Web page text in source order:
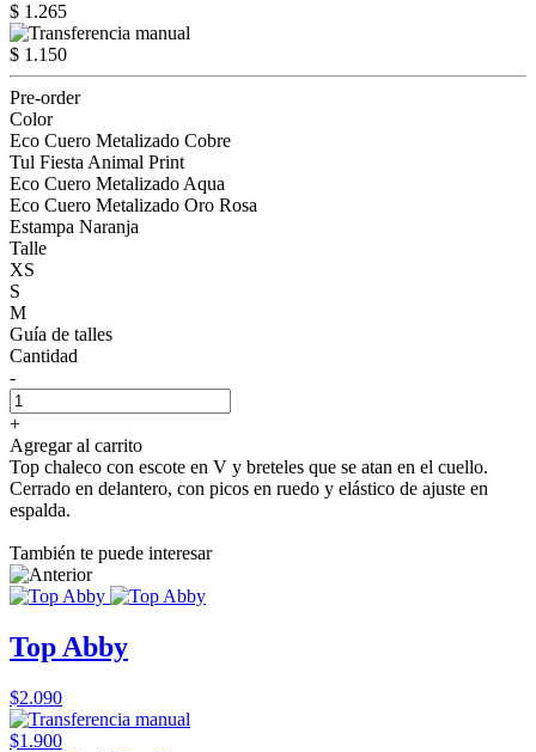
$ 1.265
$ 1.150
Pre-order
Color
Eco Cuero Metalizado Cobre
Tul Fiesta Animal Print
Eco Cuero Metalizado Aqua
Eco Cuero Metalizado Oro Rosa
Estampa Naranja
Talle
XS
S
M
Guía de talles
Cantidad
-
+
Agregar al carrito
Top chaleco con escote en V y breteles que se atan en el cuello.
Cerrado en delantero, con picos en ruedo y elástico de ajuste en
espalda.
También te puede interesar
Top Abby
$2.090
$1.900